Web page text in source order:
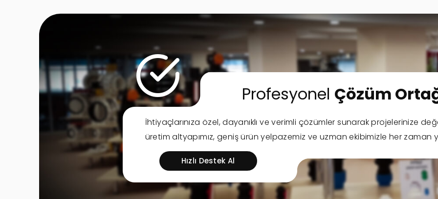
Profesyonel Çözüm
İhtiyaçlarınıza özel, dayanıklı ve verimli çözümler sunarak projelerinize
üretim altyapımız, geniş ürün yelpazemiz ve uzman ekibimizle her zaman
Hızlı Destek Al